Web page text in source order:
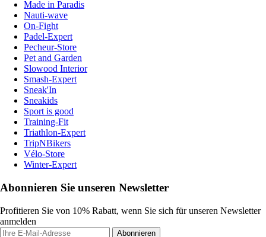
Made in Paradis
Nauti-wave
On-Fight
Padel-Expert
Pecheur-Store
Pet and Garden
Slowood Interior
Smash-Expert
Sneak'In
Sneakids
Sport is good
Training-Fit
Triathlon-Expert
TripNBikers
Vélo-Store
Winter-Expert
Abonnieren Sie unseren Newsletter
Profitieren Sie von 10% Rabatt, wenn Sie sich für unseren Newsletter
anmelden
Abonnieren